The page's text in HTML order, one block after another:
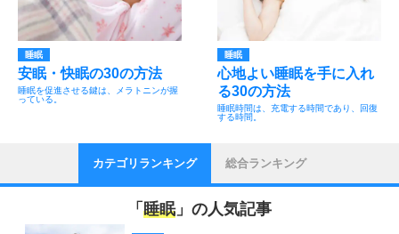
睡眠
安眠・快眠の30の方法
睡眠を促進させる鍵は、メラトニンが握
っている。
睡眠
心地よい睡眠を手に入れ
る30の方法
睡眠時間は、充電する時間であり、回復
する時間。
カテゴリランキング 総合ランキング
「 睡眠」の人気記事